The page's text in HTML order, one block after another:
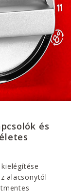
és
alacsonytól